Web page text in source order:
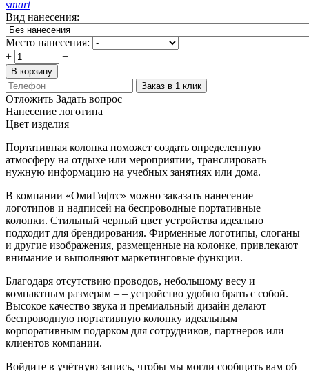
smart
Вид нанесения:
Место нанесения:
+
−
В корзину
Заказ в 1 клик
Отложить Задать вопрос
Нанесение логотипа
Цвет изделия
Портативная колонка поможет создать определенную
атмосферу на отдыхе или мероприятии, транслировать
нужную информацию на учебных занятиях или дома.
В компании «ОмиГифтс» можно заказать нанесение
логотипов и надписей на беспроводные портативные
колонки. Стильный черный цвет устройства идеально
подходит для брендирования. Фирменные логотипы, слоганы
и другие изображения, размещенные на колонке, привлекают
внимание и выполняют маркетинговые функции.
Благодаря отсутствию проводов, небольшому весу и
компактным размерам – – устройство удобно брать с собой.
Высокое качество звука и премиальный дизайн делают
беспроводную портативную колонку идеальным
корпоративным подарком для сотрудников, партнеров или
клиентов компании.
Войдите в учётную запись, чтобы мы могли сообщить вам об